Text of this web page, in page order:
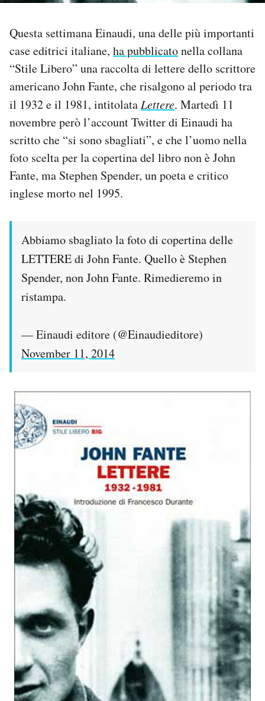
AREA PERSONALE
Area Personale
Newsletter
Notifiche mobile
Regala il Post
Hai bisogno di aiuto?
Questa settimana Einaudi, una delle più importanti
case editrici italiane, ha pubblicatonella collana
“Stile Libero” una raccolta di lettere dello scrittore
americano John Fante, che risalgono al periodo tra
il 1932 e il 1981, intitolata Lettere. Martedì 11
novembre però l’account Twitter di Einaudi ha
scritto che “si sono sbagliati”, e che l’uomo nella
foto scelta per la copertina del libro non è John
Fante, ma Stephen Spender, un poeta e critico
inglese morto nel 1995.
Abbiamo sbagliato la foto di copertina delle
LETTERE di John Fante. Quello è Stephen
Spender, non John Fante. Rimedieremo in
ristampa.
— Einaudi editore (@Einaudieditore)
November 11, 2014